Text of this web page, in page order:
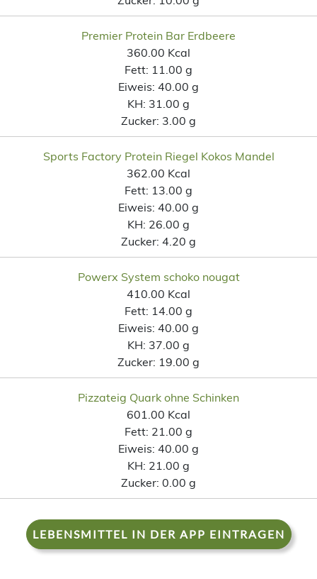
Premier Protein Bar Erdbeere
360.00 Kcal
Fett: 11.00 g
Eiweis: 40.00 g
KH: 31.00 g
Zucker: 3.00 g
Sports Factory Protein Riegel Kokos Mandel
362.00 Kcal
Fett: 13.00 g
Eiweis: 40.00 g
KH: 26.00 g
Zucker: 4.20 g
Powerx System schoko nougat
410.00 Kcal
Fett: 14.00 g
Eiweis: 40.00 g
KH: 37.00 g
Zucker: 19.00 g
Pizzateig Quark ohne Schinken
601.00 Kcal
Fett: 21.00 g
Eiweis: 40.00 g
KH: 21.00 g
Zucker: 0.00 g
LEBENSMITTEL IN DER APP EINTRAGEN